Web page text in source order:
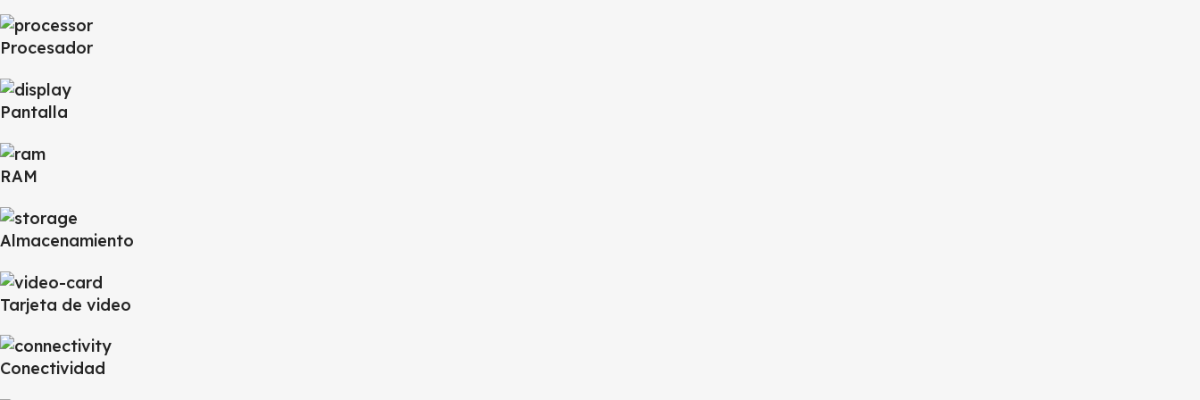
Procesador
Pantalla
RAM
Almacenamiento
Tarjeta de video
Conectividad